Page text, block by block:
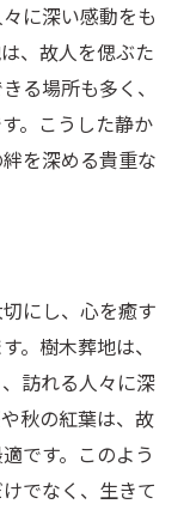
に深い感動をも
、故人を偲ぶた
る場所も多く、
。こうした静か
を深める貴重な
にし、心を癒す
。樹木葬地は、
訪れる人々に深
秋の紅葉は、故
です。このよう
でなく、生きて